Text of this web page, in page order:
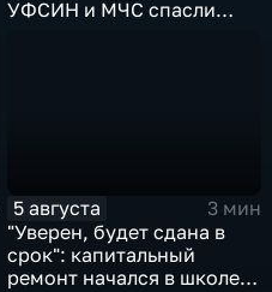
УФСИН и МЧС спасли
5 августа
3 мин
"Уверен, будет сдана в
срок": капитальный
ремонт начался в школе